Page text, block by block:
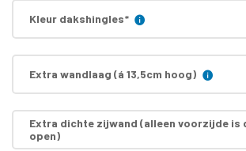
Kleur dakshingles*
Extra wandlaag (á 13,5cm hoog)
Extra dichte zijwand (alleen voorzijde is
open)